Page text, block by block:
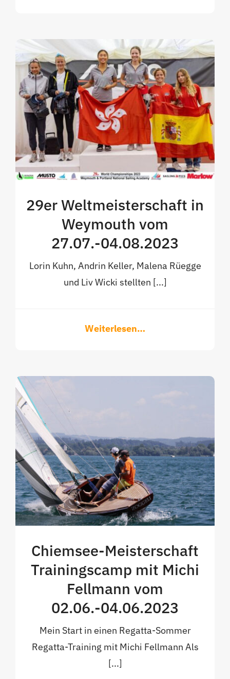
29er Weltmeisterschaft in
Weymouth vom
27.07.-04.08.2023
Lorin Kuhn, Andrin Keller, Malena Rüegge
und Liv Wicki stellten [...]
Weiterlesen…
Chiemsee-Meisterschaft
Trainingscamp mit Michi
Fellmann vom
02.06.-04.06.2023
Mein Start in einen Regatta-Sommer
Regatta-Training mit Michi Fellmann Als
[...]